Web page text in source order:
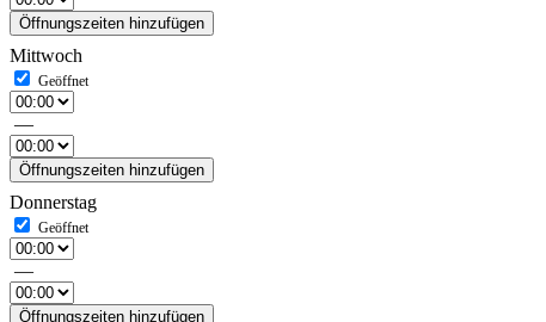
Öffnungszeiten hinzufügen
Mittwoch
—
Öffnungszeiten hinzufügen
Donnerstag
—
Öffnungszeiten hinzufügen